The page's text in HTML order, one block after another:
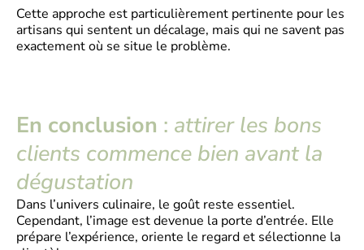
Cette approche est particulièrement pertinente pour les
artisans qui sentent un décalage, mais qui ne savent pas
exactement où se situe le problème.
En conclusion : attirer les bons
clients commence bien avant la
dégustation
Dans l’univers culinaire, le goût reste essentiel.
Cependant, l’image est devenue la porte d’entrée. Elle
prépare l’expérience, oriente le regard et sélectionne la